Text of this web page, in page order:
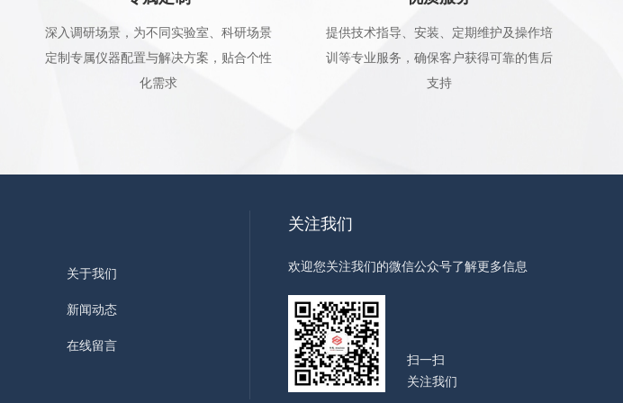
深入调研场景，为不同实验室、科研场景
定制专属仪器配置与解决方案，贴合个性
化需求
提供技术指导、安装、定期维护及操作培
训等专业服务，确保客户获得可靠的售后
支持
关于我们
新闻动态
在线留言
关注我们
欢迎您关注我们的微信公众号了解更多信息
扫一扫
关注我们